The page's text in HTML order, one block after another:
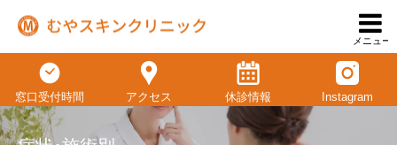
メニュー
窓口受付時間 アクセス 休診情報 Instagram